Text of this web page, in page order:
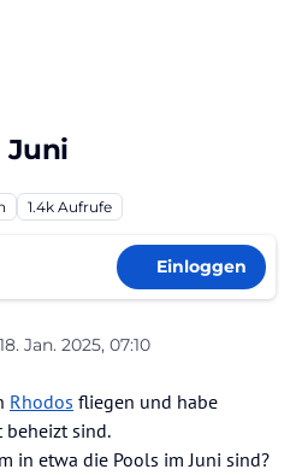
Juni
1.4k Aufrufe
Einloggen
18. Jan. 2025, 07:10
von
Rhodos fliegen und habe
beheizt sind.
in etwa die Pools im Juni sind?